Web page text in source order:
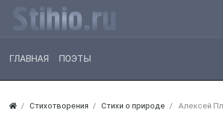
ГЛАВНАЯ ПОЭТЫ
Стихотворения Стихи о природе Алексей